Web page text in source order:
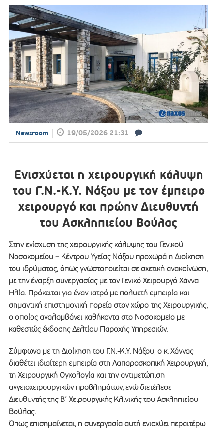
Newsroom 19/05/2026 21:31
Ενισχύεται η χειρουργική κάλυψη
του Γ.Ν.-Κ.Υ. Νάξου με τον έμπειρο
χειρουργό και πρώην Διευθυντή
του Ασκληπιείου Βούλας
Στην ενίσχυση της χειρουργικής κάλυψης του Γενικού
Νοσοκομείου – Κέντρου Υγείας Νάξου προχωρά η Διοίκηση
του ιδρύματος, όπως γνωστοποιείται σε σχετική ανακοίνωση,
με την έναρξη συνεργασίας με τον Γενικό Χειρουργό Χάννα
Ηλία. Πρόκειται για έναν ιατρό με πολυετή εμπειρία και
σημαντική επιστημονική πορεία στον χώρο της Χειρουργικής,
ο οποίος αναλαμβάνει καθήκοντα στο Νοσοκομείο με
καθεστώς έκδοσης Δελτίου Παροχής Υπηρεσιών.
Σύμφωνα με τη Διοίκηση του Γ.Ν.-Κ.Υ. Νάξου, ο κ. Χάννας
διαθέτει ιδιαίτερη εμπειρία στη Λαπαροσκοπική Χειρουργική,
τη Χειρουργική Ογκολογία και την αντιμετώπιση
αγγειοχειρουργικών προβλημάτων, ενώ διετέλεσε
Διευθυντής της Β’ Χειρουργικής Κλινικής του Ασκληπιείου
Βούλας.
Όπως επισημαίνεται, η συνεργασία αυτή ενισχύει περαιτέρω